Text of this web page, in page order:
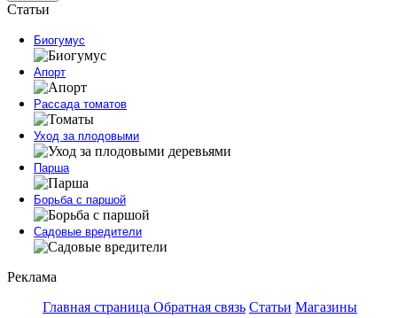
Статьи
Биогумус
Апорт
Рассада томатов
Уход за плодовыми
Парша
Борьба с паршой
Садовые вредители
Реклама
Главная страница Обратная связь Статьи Магазины